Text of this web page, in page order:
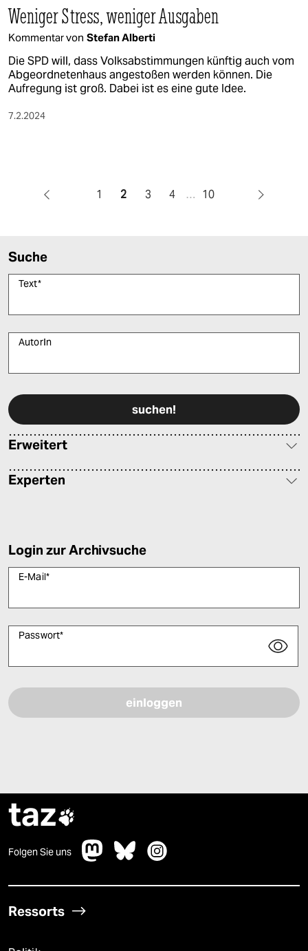
Weniger Stress, weniger Ausgaben
Kommentar von Stefan Alberti
Die SPD will, dass Volksabstimmungen künftig auch vom
Abgeordnetenhaus angestoßen werden können. Die
Aufregung ist groß. Dabei ist es eine gute Idee.
7.2.2024
1 2 3 4 … 10
Suche
Text*
AutorIn
Erweitert
Experten
Login zur Archivsuche
E-Mail*
Passwort*
taz
Folgen Sie uns
Ressorts